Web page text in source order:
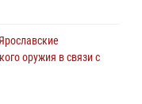
оружия в связи с